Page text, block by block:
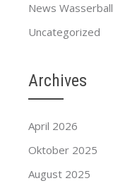
News Wasserball
Uncategorized
Archives
April 2026
Oktober 2025
August 2025